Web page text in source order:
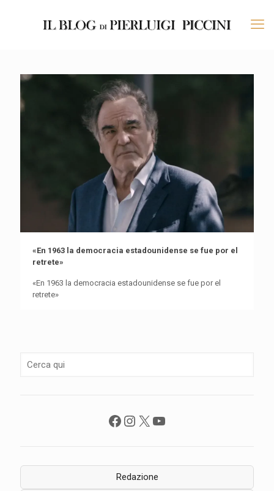
«En 1963 la democracia estadounidense se fue por el
retrete»
«En 1963 la democracia estadounidense se fue por el
retrete»
Facebook
Instagram
X YouTube
Redazione